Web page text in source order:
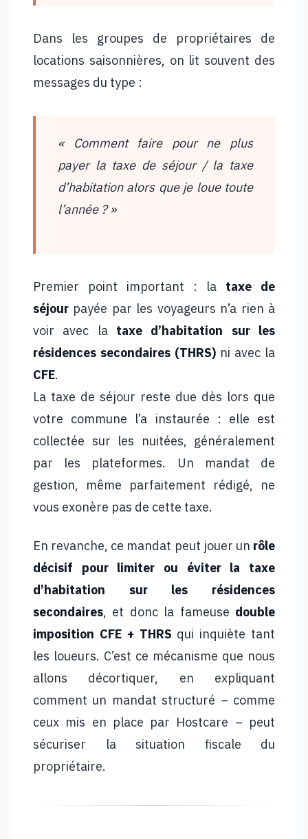
Dans les groupes de propriétaires de
locations saisonnières, on lit souvent des
messages du type :
« Comment faire pour ne plus
payer la taxe de séjour / la taxe
d’habitation alors que je loue toute
l’année ? »
Premier point important : la taxe de
séjour payée par les voyageurs n’a rien à
voir avec la taxe d’habitation sur les
résidences secondaires (THRS) ni avec la
CFE.
La taxe de séjour reste due dès lors que
votre commune l’a instaurée : elle est
collectée sur les nuitées, généralement
par les plateformes. Un mandat de
gestion, même parfaitement rédigé, ne
vous exonère pas de cette taxe.
En revanche, ce mandat peut jouer un rôle
décisif pour limiter ou éviter la taxe
d’habitation sur les résidences
secondaires, et donc la fameuse double
imposition CFE + THRS qui inquiète tant
les loueurs. C’est ce mécanisme que nous
allons décortiquer, en expliquant
comment un mandat structuré – comme
ceux mis en place par Hostcare – peut
sécuriser la situation fiscale du
propriétaire.